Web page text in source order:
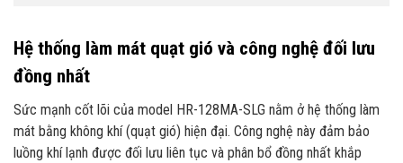
Hệ thống làm mát quạt gió và công nghệ đối lưu
đồng nhất
Sức mạnh cốt lõi của model HR-128MA-SLG nằm ở hệ thống làm
mát bằng không khí (quạt gió) hiện đại. Công nghệ này đảm bảo
luồng khí lạnh được đối lưu liên tục và phân bổ đồng nhất khắp